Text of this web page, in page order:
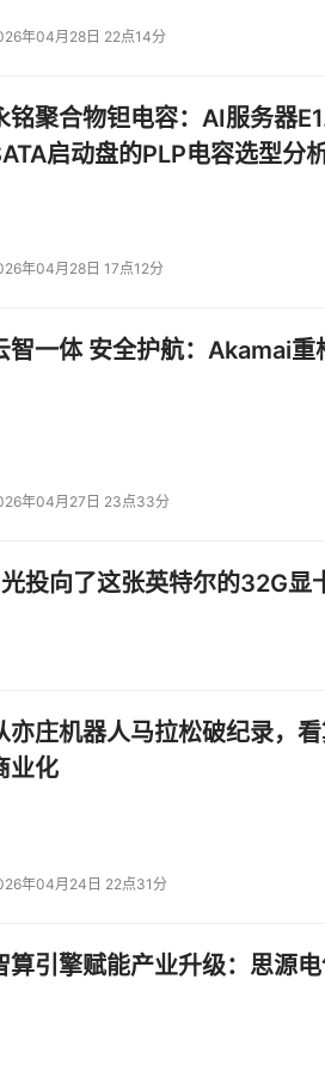
年04月28日 22点14分
铭聚合物钽电容：AI服务器
启动盘的PLP电容选型分
年04月28日 17点12分
智一体 安全护航：Akamai
年04月27日 23点33分
投向了这张英特尔的32G显
亦庄机器人马拉松破纪录，
业化
年04月24日 22点31分
算引擎赋能产业升级：思源